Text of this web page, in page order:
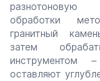
обработки
гранитный
затем
инструментом
оставляют